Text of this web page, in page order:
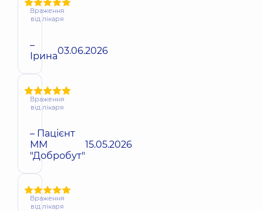
Враження
від лікаря
–
Ірина03.06.2026
Враження
від лікаря
– Пацієнт
ММ
"Добробут"
15.05.2026
Враження
від лікаря